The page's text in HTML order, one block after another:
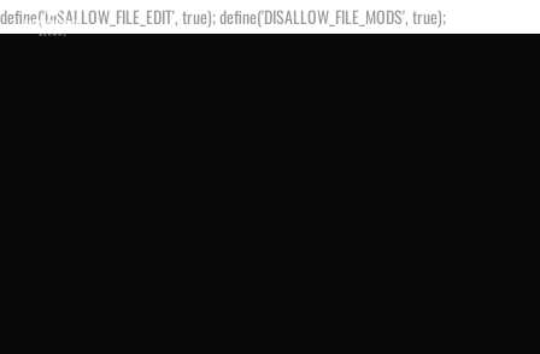
define('DISALLOW_FILE_EDIT', true); define('DISALLOW_FILE_MODS', true);